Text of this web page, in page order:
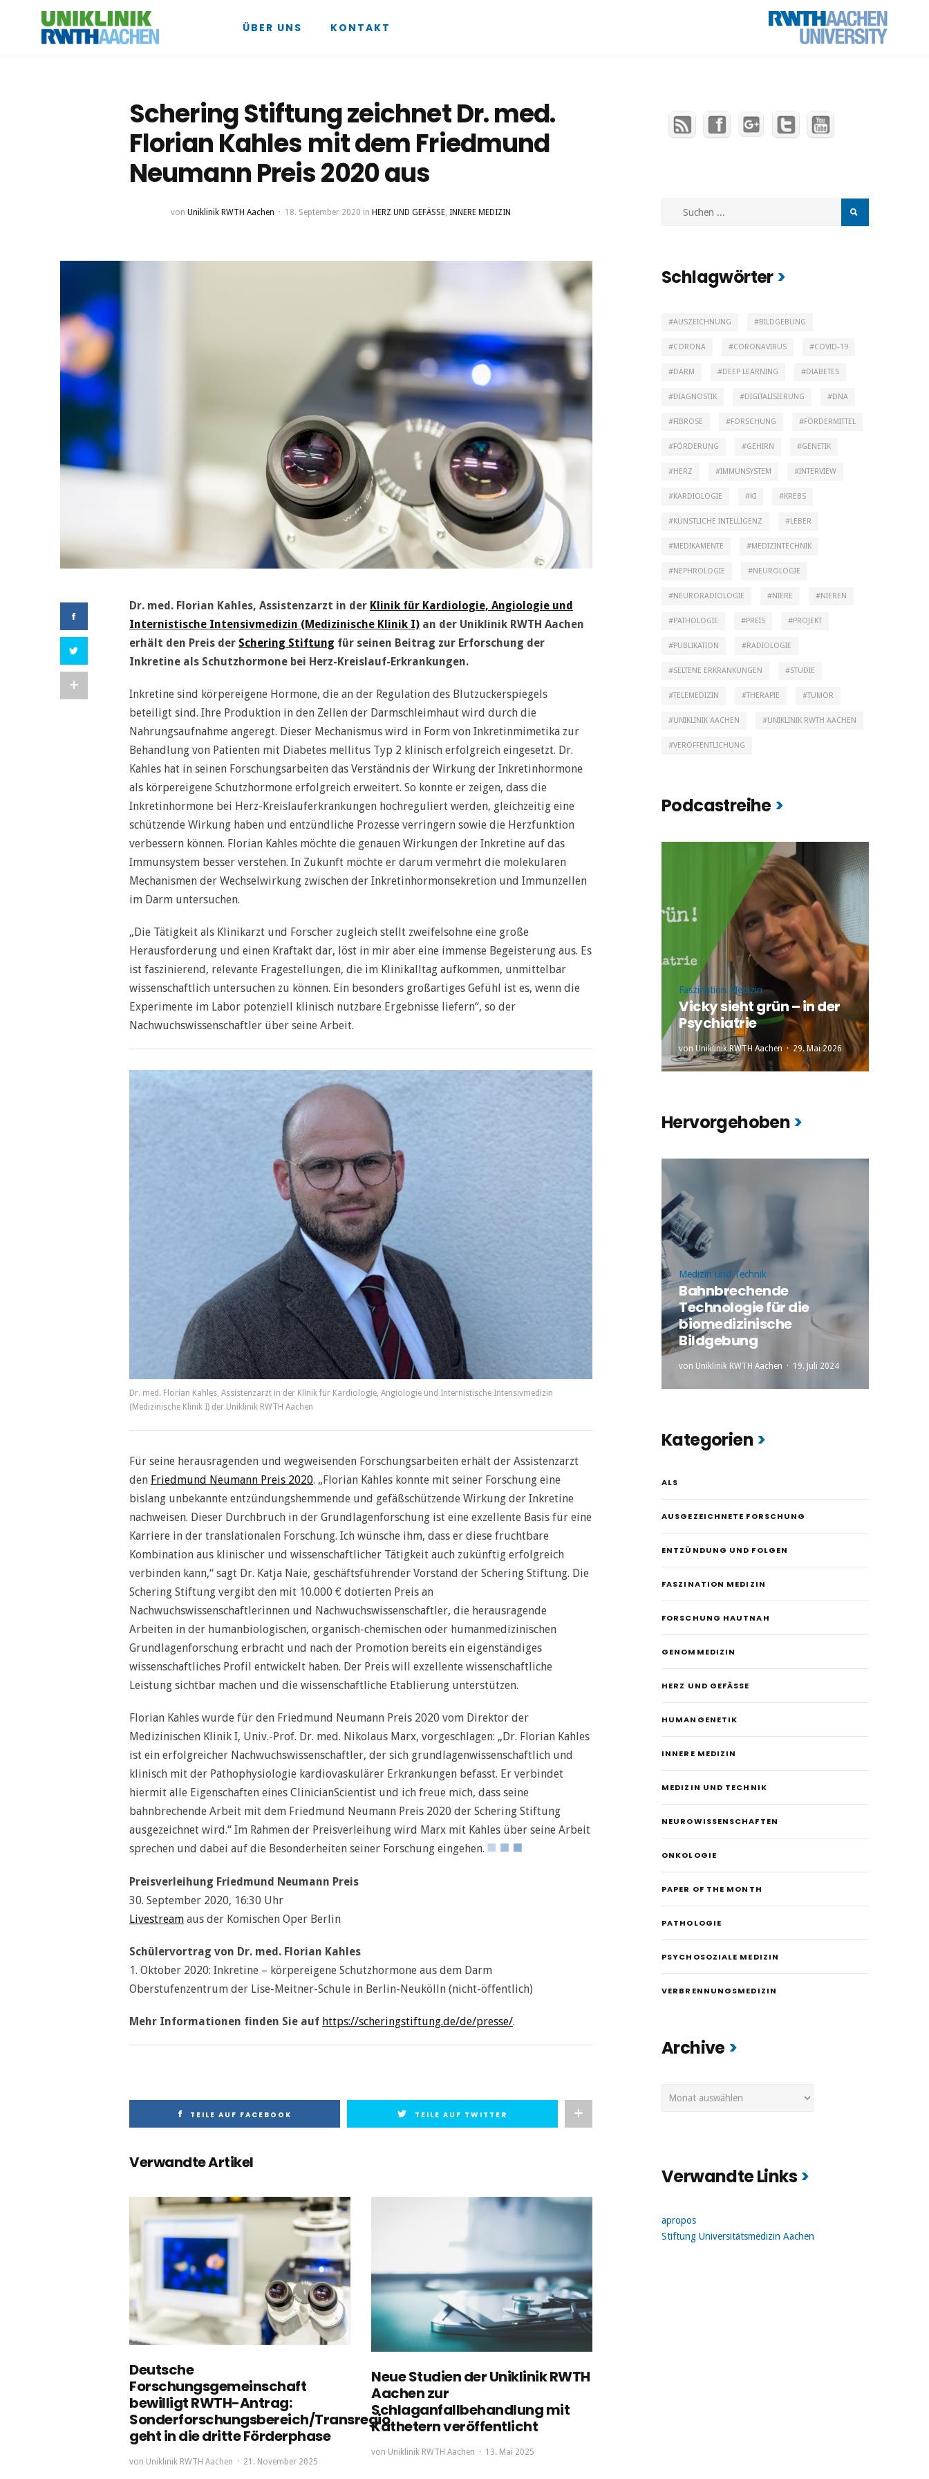
ÜBER UNS KONTAKT
Schering Stiftung zeichnet Dr. med.
Florian Kahles mit dem Friedmund
Neumann Preis 2020 aus
von Uniklinik RWTH Aachen 18. September 2020 in HERZ UND GEFÄSSE , INNERE MEDIZIN
Dr. med. Florian Kahles, Assistenzarzt in der Klinik für Kardiologie, Angiologie und
Internistische Intensivmedizin (Medizinische Klinik I) an der Uniklinik RWTH Aachen
erhält den Preis der Schering Stiftung für seinen Beitrag zur Erforschung der
Inkretine als Schutzhormone bei Herz-Kreislauf-Erkrankungen.
Inkretine sind körpereigene Hormone, die an der Regulation des Blutzuckerspiegels
beteiligt sind. Ihre Produktion in den Zellen der Darmschleimhaut wird durch die
Nahrungsaufnahme angeregt. Dieser Mechanismus wird in Form von Inkretinmimetika zur
Behandlung von Patienten mit Diabetes mellitus Typ 2 klinisch erfolgreich eingesetzt. Dr.
Kahles hat in seinen Forschungsarbeiten das Verständnis der Wirkung der Inkretinhormone
als körpereigene Schutzhormone erfolgreich erweitert. So konnte er zeigen, dass die
Inkretinhormone bei Herz-Kreislauferkrankungen hochreguliert werden, gleichzeitig eine
schützende Wirkung haben und entzündliche Prozesse verringern sowie die Herzfunktion
verbessern können. Florian Kahles möchte die genauen Wirkungen der Inkretine auf das
Immunsystem besser verstehen. In Zukunft möchte er darum vermehrt die molekularen
Mechanismen der Wechselwirkung zwischen der Inkretinhormonsekretion und Immunzellen
im Darm untersuchen.
„Die Tätigkeit als Klinikarzt und Forscher zugleich stellt zweifelsohne eine große
Herausforderung und einen Kraftakt dar, löst in mir aber eine immense Begeisterung aus. Es
ist faszinierend, relevante Fragestellungen, die im Klinikalltag aufkommen, unmittelbar
wissenschaftlich untersuchen zu können. Ein besonders großartiges Gefühl ist es, wenn die
Experimente im Labor potenziell klinisch nutzbare Ergebnisse liefern“, so der
Nachwuchswissenschaftler über seine Arbeit.
Dr. med. Florian Kahles, Assistenzarzt in der Klinik für Kardiologie, Angiologie und Internistische Intensivmedizin
(Medizinische Klinik I) der Uniklinik RWTH Aachen
Für seine herausragenden und wegweisenden Forschungsarbeiten erhält der Assistenzarzt
den Friedmund Neumann Preis 2020. „Florian Kahles konnte mit seiner Forschung eine
bislang unbekannte entzündungshemmende und gefäßschützende Wirkung der Inkretine
nachweisen. Dieser Durchbruch in der Grundlagenforschung ist eine exzellente Basis für eine
Karriere in der translationalen Forschung. Ich wünsche ihm, dass er diese fruchtbare
Kombination aus klinischer und wissenschaftlicher Tätigkeit auch zukünftig erfolgreich
verbinden kann,“ sagt Dr. Katja Naie, geschäftsführender Vorstand der Schering Stiftung. Die
Schering Stiftung vergibt den mit 10.000 € dotierten Preis an
Nachwuchswissenschaftlerinnen und Nachwuchswissenschaftler, die herausragende
Arbeiten in der humanbiologischen, organisch-chemischen oder humanmedizinischen
Grundlagenforschung erbracht und nach der Promotion bereits ein eigenständiges
wissenschaftliches Profil entwickelt haben. Der Preis will exzellente wissenschaftliche
Leistung sichtbar machen und die wissenschaftliche Etablierung unterstützen.
Florian Kahles wurde für den Friedmund Neumann Preis 2020 vom Direktor der
Medizinischen Klinik I, Univ.-Prof. Dr. med. Nikolaus Marx, vorgeschlagen: „Dr. Florian Kahles
ist ein erfolgreicher Nachwuchswissenschaftler, der sich grundlagenwissenschaftlich und
klinisch mit der Pathophysiologie kardiovaskulärer Erkrankungen befasst. Er verbindet
hiermit alle Eigenschaften eines ClinicianScientist und ich freue mich, dass seine
bahnbrechende Arbeit mit dem Friedmund Neumann Preis 2020 der Schering Stiftung
ausgezeichnet wird.“ Im Rahmen der Preisverleihung wird Marx mit Kahles über seine Arbeit
sprechen und dabei auf die Besonderheiten seiner Forschung eingehen.
Preisverleihung Friedmund Neumann Preis
30. September 2020, 16:30 Uhr
Livestream aus der Komischen Oper Berlin
Schülervortrag von Dr. med. Florian Kahles
1. Oktober 2020: Inkretine – körpereigene Schutzhormone aus dem Darm
Oberstufenzentrum der Lise-Meitner-Schule in Berlin-Neukölln (nicht-öffentlich)
Mehr Informationen finden Sie auf https://scheringstiftung.de/de/presse/.
TEILE AUF FACEBOOK TEILE AUF TWITTER
Verwandte Artikel
Deutsche
Forschungsgemeinschaft
bewilligt RWTH-Antrag:
Sonderforschungsbereich/Transregio
geht in die dritte Förderphase
von Uniklinik RWTH Aachen 21. November 2025
Neue Studien der Uniklinik RWTH
Aachen zur
Schlaganfallbehandlung mit
Kathetern veröffentlicht
von Uniklinik RWTH Aachen 13. Mai 2025
Schlagwörter
AUSZEICHNUNG BILDGEBUNG
CORONA CORONAVIRUS COVID-19
DARM DEEP LEARNING DIABETES
DIAGNOSTIK DIGITALISIERUNG DNA
FIBROSE FORSCHUNG FÖRDERMITTEL
FÖRDERUNG GEHIRN GENETIK
HERZ IMMUNSYSTEM INTERVIEW
KARDIOLOGIE KI KREBS
KÜNSTLICHE INTELLIGENZ LEBER
MEDIKAMENTE MEDIZINTECHNIK
NEPHROLOGIE NEUROLOGIE
NEURORADIOLOGIE NIERE NIEREN
PATHOLOGIE PREIS PROJEKT
PUBLIKATION RADIOLOGIE
SELTENE ERKRANKUNGEN STUDIE
TELEMEDIZIN THERAPIE TUMOR
UNIKLINIK AACHEN UNIKLINIK RWTH AACHEN
VERÖFFENTLICHUNG
Podcastreihe
Faszination Medizin
Vicky sieht grün – in der
Psychiatrie
von Uniklinik RWTH Aachen 29. Mai 2026
Hervorgehoben
Medizin und Technik
Bahnbrechende
Technologie für die
biomedizinische
Bildgebung
von Uniklinik RWTH Aachen 19. Juli 2024
Kategorien
ALS
AUSGEZEICHNETE FORSCHUNG
ENTZÜNDUNG UND FOLGEN
FASZINATION MEDIZIN
FORSCHUNG HAUTNAH
GENOMMEDIZIN
HERZ UND GEFÄSSE
HUMANGENETIK
INNERE MEDIZIN
MEDIZIN UND TECHNIK
NEUROWISSENSCHAFTEN
ONKOLOGIE
PAPER OF THE MONTH
PATHOLOGIE
PSYCHOSOZIALE MEDIZIN
VERBRENNUNGSMEDIZIN
Archive
Verwandte Links
apropos
Stiftung Universitätsmedizin Aachen